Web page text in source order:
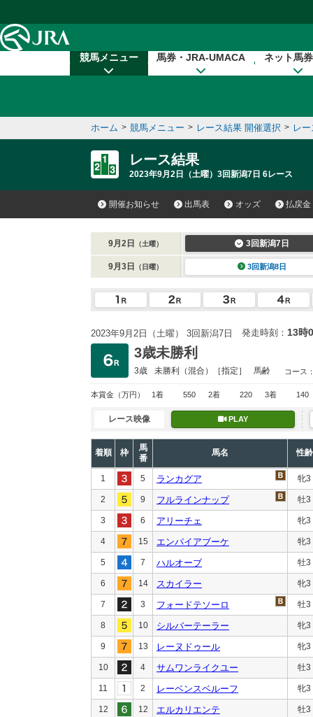
競馬メニュー 馬券・JRA-UMACA ネット馬
ホーム > 競馬メニュー > レース結果 開催選択 > レ
レース結果
2023年9月2日（土曜）3回新潟7日 6レース
開催お知らせ 出馬表 オッズ 払戻金
9月2日 （土曜） 3回新潟7日
9月3日 （日曜） 3回新潟8日
2023年9月2日（土曜） 3回新潟7日 発走時刻： 13時
3歳未勝利
3歳 未勝利 （混合）［指定］ 馬齢 コース
本賞金 （万円） 1着 550 2着 220 3着 140
レース映像 PLAY
着順 枠
馬
番
馬名 性齢
1 5 ランカグア 牝3
2 9 フルラインナップ 牡3
3 6 アリーチェ 牝3
4 15 エンパイアブーケ 牝3
5 7 ハルオーブ 牡3
6 14 スカイラー 牝3
7 3 フォードテソーロ 牡3
8 10 シルバーテーラー 牝3
9 13 レーヌドゥール 牝3
10 4 サムワンライクユー 牡3
11 2 レーベンスベルーフ 牝3
12 12 エルカリエンテ 牡3